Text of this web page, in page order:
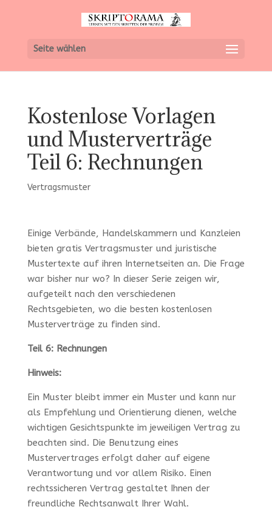
Seite wählen
Kostenlose Vorlagen
und Musterverträge
Teil 6: Rechnungen
Vertragsmuster
Einige Verbände, Handelskammern und Kanzleien
bieten gratis Vertragsmuster und juristische
Mustertexte auf ihren Internetseiten an. Die Frage
war bisher nur wo? In dieser Serie zeigen wir,
aufgeteilt nach den verschiedenen
Rechtsgebieten, wo die besten kostenlosen
Musterverträge zu finden sind.
Teil 6: Rechnungen
Hinweis:
Ein Muster bleibt immer ein Muster und kann nur
als Empfehlung und Orientierung dienen, welche
wichtigen Gesichtspunkte im jeweiligen Vertrag zu
beachten sind. Die Benutzung eines
Mustervertrages erfolgt daher auf eigene
Verantwortung und vor allem Risiko. Einen
rechtssicheren Vertrag gestaltet Ihnen der
freundliche Rechtsanwalt Ihrer Wahl.